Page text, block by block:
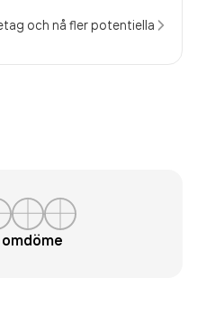
och nå fler potentiella